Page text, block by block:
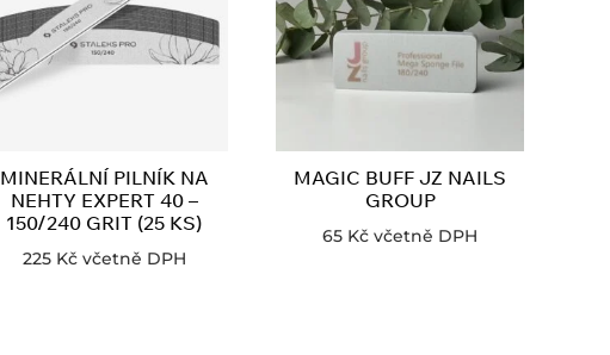
MINERÁLNÍ PILNÍK NA
NEHTY EXPERT 40 –
150/240 GRIT (25 KS)
225 Kč včetně DPH
MAGIC BUFF JZ NAILS
GROUP
65 Kč včetně DPH